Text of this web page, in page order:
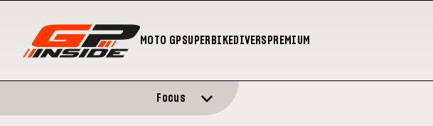
MOTO GPSUPERBIKEDIVERS PREMIUM
Focus